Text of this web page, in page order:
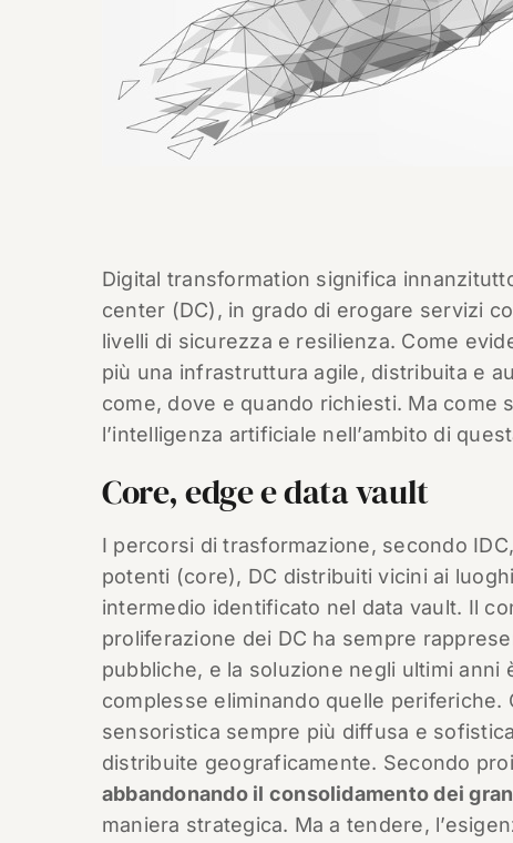
Digital transformation significa
center (DC), in grado di erogare servizi
livelli di sicurezza e resilienza. Come
più una infrastruttura agile, distribuita e
come, dove e quando richiesti. Ma come
l’intelligenza artificiale nell’ambito di
Core, edge e data vault
I percorsi di trasformazione, secondo
potenti (core), DC distribuiti vicini ai
intermedio identificato nel data vault. Il
proliferazione dei DC ha sempre
pubbliche, e la soluzione negli ultimi
complesse eliminando quelle periferiche.
sensoristica sempre più diffusa e
distribuite geograficamente. Secondo
abbandonando il consolidamento dei
maniera strategica. Ma a tendere,